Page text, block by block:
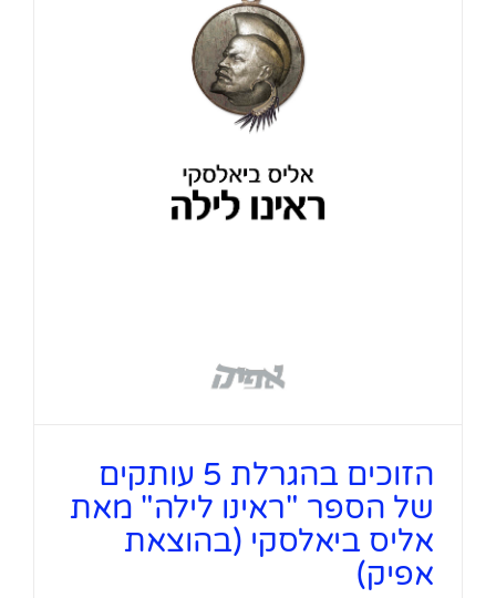
הזוכים בהגרלת 5 עותקים
של הספר "ראינו לילה" מאת
אליס ביאלסקי (בהוצאת
אפיק)